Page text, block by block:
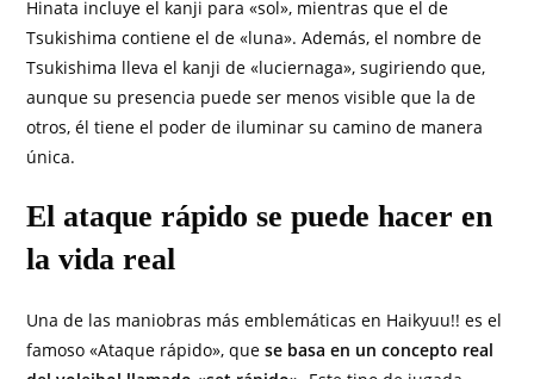
Hinata incluye el kanji para «sol», mientras que el de
Tsukishima contiene el de «luna». Además, el nombre de
Tsukishima lleva el kanji de «luciernaga», sugiriendo que,
aunque su presencia puede ser menos visible que la de
otros, él tiene el poder de iluminar su camino de manera
única.
El ataque rápido se puede hacer en
la vida real
Una de las maniobras más emblemáticas en Haikyuu!! es el
famoso «Ataque rápido», quese basa en un concepto real